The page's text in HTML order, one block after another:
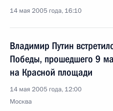
14 мая 2005 года, 16:10
Владимир Путин
Победы, прошедшего 9
на Красной площади
14 мая 2005 года, 12:00
Москва